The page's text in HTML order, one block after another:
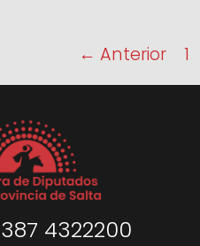
← Anterior 1
4322200